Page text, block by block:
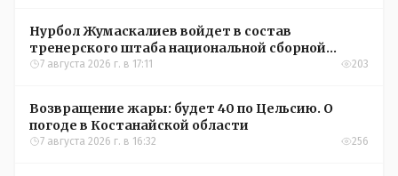
Нурбол Жумаскалиев войдет в состав
тренерского штаба национальной сборной
Казахстана по футболу
7 августа 2026 г. в 17:11 203
Возвращение жары: будет 40 по Цельсию. О
погоде в Костанайской области
7 августа 2026 г. в 16:32 256